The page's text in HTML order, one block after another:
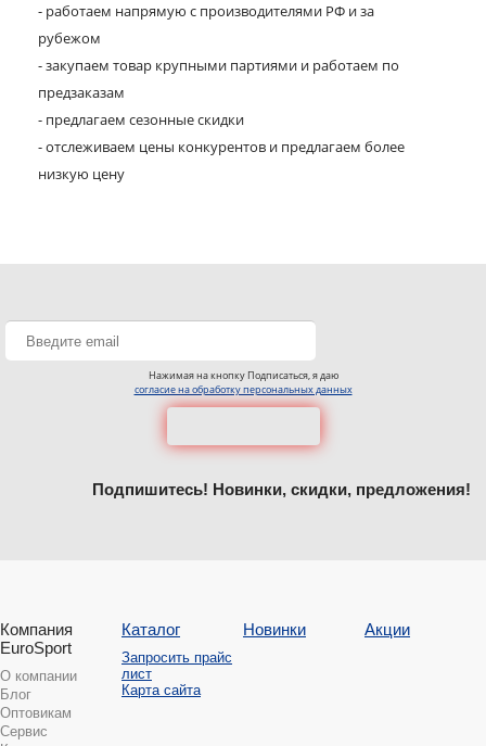
- работаем напрямую с производителями РФ и за
рубежом
- закупаем товар крупными партиями и работаем по
предзаказам
- предлагаем сезонные скидки
- отслеживаем цены конкурентов и предлагаем более
низкую цену
Нажимая на кнопку Подписаться, я даю
согласие на обработку персональных данных
Подпишитесь! Новинки, скидки, предложения!
Компания
EuroSport
О компании
Блог
Оптовикам
Сервис
Каталог
Запросить прайс
лист
Карта сайта
Новинки Акции